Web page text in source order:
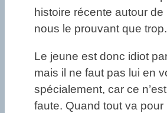
histoire récente autour de
nous le prouvant que trop.
Le jeune est donc idiot
mais il ne faut pas lui en
spécialement, car ce
faute. Quand tout va pour